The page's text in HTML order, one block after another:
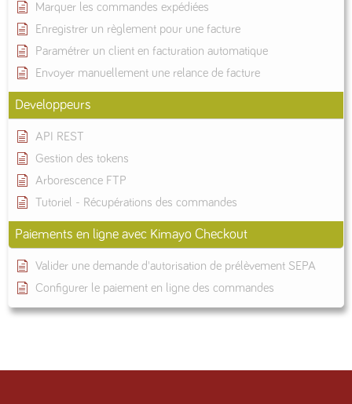
Marquer les commandes expédiées
Enregistrer un règlement pour une facture
Paramétrer un client en facturation automatique
Envoyer manuellement une relance de facture
Developpeurs
API REST
Gestion des tokens
Arborescence FTP
Tutoriel - Récupérations des commandes
Paiements en ligne avec Kimayo Checkout
Valider une demande d'autorisation de prélèvement SEPA
Configurer le paiement en ligne des commandes